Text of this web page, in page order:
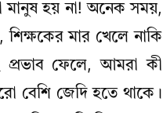
মানুষ হয় না! অনেক সময়,
শিক্ষকের মার খেলে নাকি
ফেলে, আমরা কী
বেশি জেদি হতে থাকে।